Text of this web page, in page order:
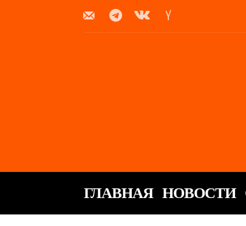
ГЛАВНАЯ НОВОСТИ